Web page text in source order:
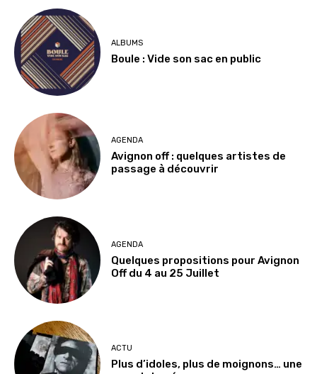
ALBUMS
Boule : Vide son sac en public
AGENDA
Avignon off : quelques artistes de
passage à découvrir
AGENDA
Quelques propositions pour Avignon
Off du 4 au 25 Juillet
ACTU
Plus d’idoles, plus de moignons… une